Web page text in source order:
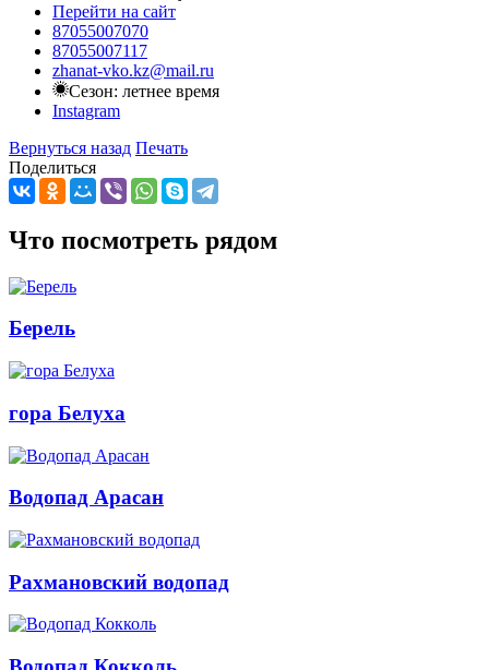
Перейти на сайт
87055007070
87055007117
zhanat-vko.kz@mail.ru
Сезон: летнее время
Instagram
Вернуться назад Печать
Поделиться
Что посмотреть рядом
Берель
гора Белуха
Водопад Арасан
Рахмановский водопад